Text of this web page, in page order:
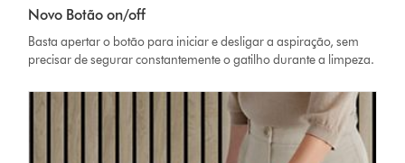
Novo Botão on/off
Basta apertar o botão para iniciar e desligar a aspiração, sem
precisar de segurar constantemente o gatilho durante a limpeza.